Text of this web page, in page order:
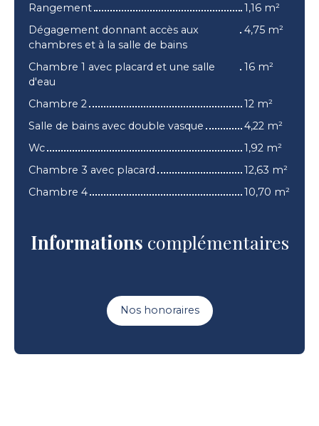
Rangement
1,16 m²
Dégagement donnant accès aux
chambres et à la salle de bains
4,75 m²
Chambre 1 avec placard et une salle
d'eau
16 m²
Chambre 2
12 m²
Salle de bains avec double vasque
4,22 m²
Wc
1,92 m²
Chambre 3 avec placard
12,63 m²
Chambre 4
10,70 m²
Informations complémentaires
Nos honoraires